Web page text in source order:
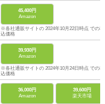
45,400円
Amazon
※各社通販サイトの 2024年10月22日時点 での税
込価格
39,930円
Amazon
※各社通販サイトの 2024年10月24日時点 での税
込価格
36,000円
Amazon
39,600円
楽天市場